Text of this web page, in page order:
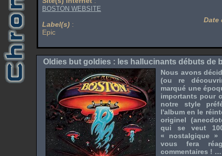
BOSTON WEBSITE
Label(s) :
Epic
Date
Oldies but goldies : les hallucinants débuts de
Nous avons
(ou re
marqué une
importants pour
notre style
l'album en le
originel
qui se veut
« nostalgique »
vous fera
commentaires !